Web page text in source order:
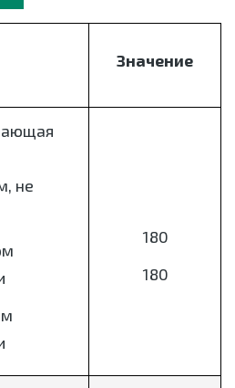
Значение
не
180
180